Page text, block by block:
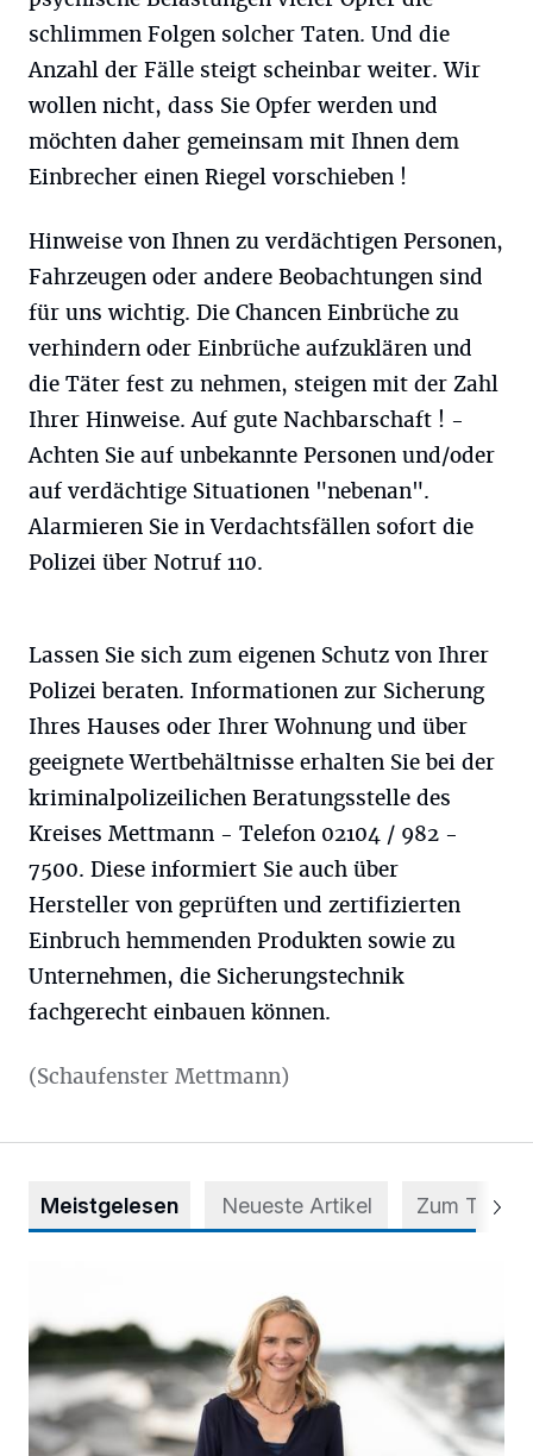
schlimmen Folgen solcher Taten. Und die
Anzahl der Fälle steigt scheinbar weiter. Wir
wollen nicht, dass Sie Opfer werden und
möchten daher gemeinsam mit Ihnen dem
Einbrecher einen Riegel vorschieben !
Hinweise von Ihnen zu verdächtigen Personen,
Fahrzeugen oder andere Beobachtungen sind
für uns wichtig. Die Chancen Einbrüche zu
verhindern oder Einbrüche aufzuklären und
die Täter fest zu nehmen, steigen mit der Zahl
Ihrer Hinweise. Auf gute Nachbarschaft ! -
Achten Sie auf unbekannte Personen und/oder
auf verdächtige Situationen "nebenan".
Alarmieren Sie in Verdachtsfällen sofort die
Polizei über Notruf 110.
Lassen Sie sich zum eigenen Schutz von Ihrer
Polizei beraten. Informationen zur Sicherung
Ihres Hauses oder Ihrer Wohnung und über
geeignete Wertbehältnisse erhalten Sie bei der
kriminalpolizeilichen Beratungsstelle des
Kreises Mettmann - Telefon 02104 / 982 -
7500. Diese informiert Sie auch über
Hersteller von geprüften und zertifizierten
Einbruch hemmenden Produkten sowie zu
Unternehmen, die Sicherungstechnik
fachgerecht einbauen können.
(Schaufenster Mettmann)
Meistgelesen Neueste Artikel Zum Thema